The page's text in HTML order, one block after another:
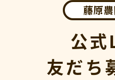
藤原
公
友だち